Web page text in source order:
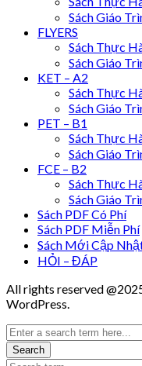
Sách Giáo
FLYERS
Sách Thực
Sách Giáo
KET – A2
Sách Thực
Sách Giáo
PET – B1
Sách Thực
Sách Giáo
FCE – B2
Sách Thực
Sách Giáo
Sách PDF Có Phí
Sách PDF Miễn Phí
Sách Mới Cập
HỎI – ĐÁP
All rights reserved
WordPress.
Search